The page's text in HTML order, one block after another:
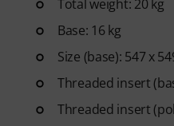
Total weight: 20 kg
Base: 16 kg
Size (base): 547 x
Threaded insert
Threaded insert